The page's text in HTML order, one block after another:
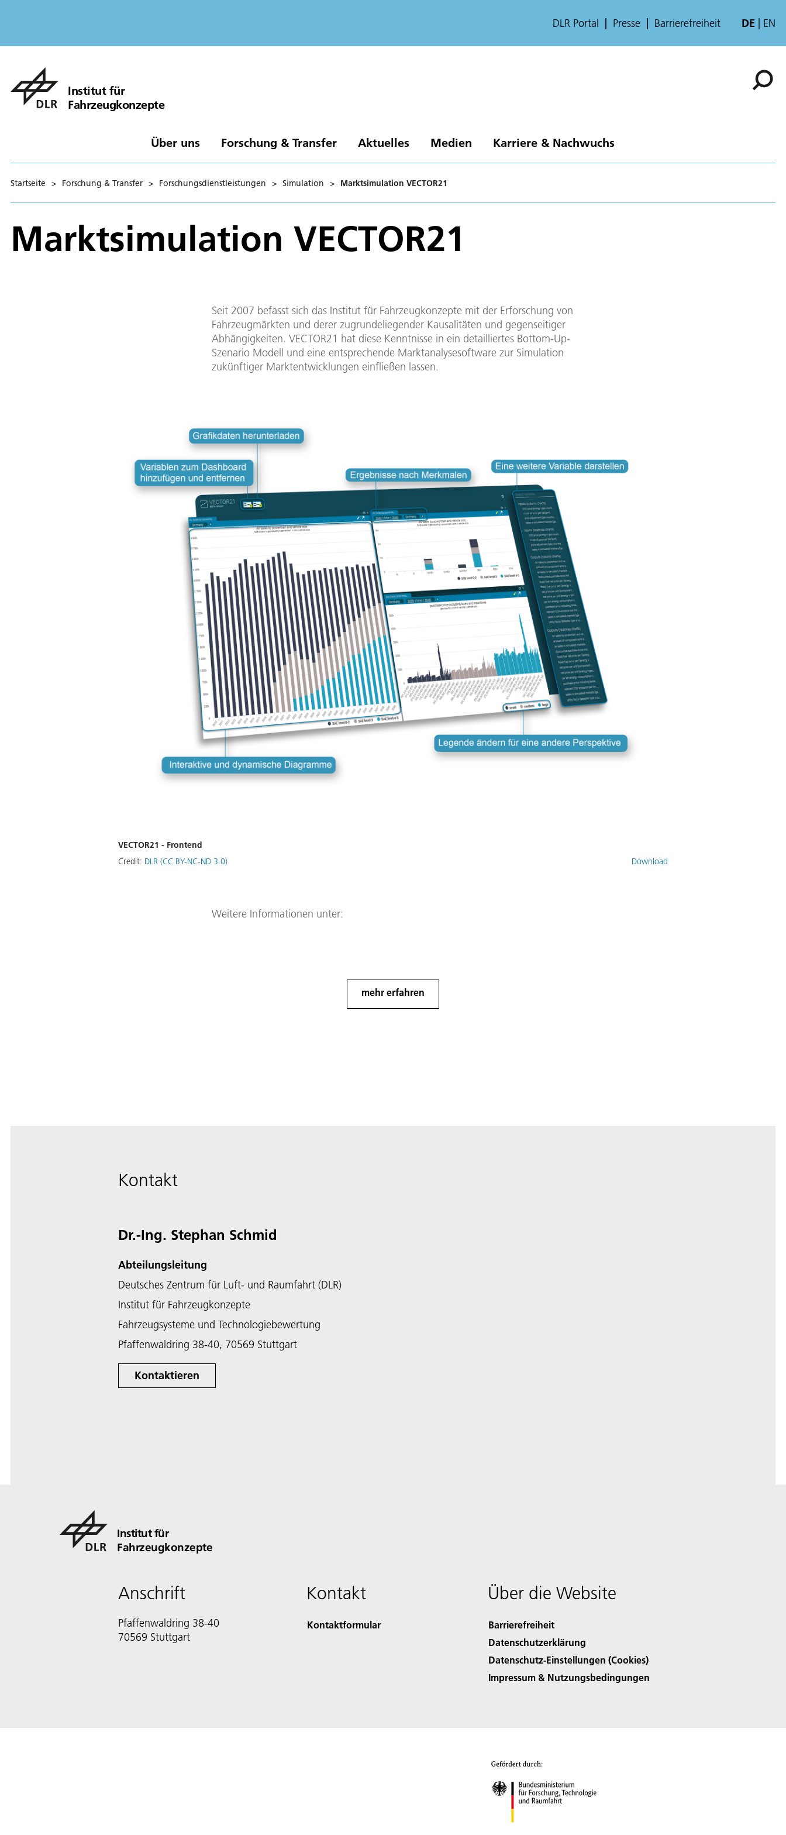
DLR Portal Presse Barrierefreiheit DE EN
Institut für
Fahrzeugkonzepte
Über uns Forschung & Transfer Aktuelles Medien Karriere & Nachwuchs
Startseite > Forschung & Transfer > Forschungsdienstleistungen > Simulation > Marktsimulation VECTOR21
Marktsimulation VECTOR21
Seit 2007 befasst sich das Institut für Fahrzeugkonzepte mit der Erforschung von
Fahrzeugmärkten und derer zugrundeliegender Kausalitäten und gegenseitiger
Abhängigkeiten. VECTOR21 hat diese Kenntnisse in ein detailliertes Bottom-Up-
Szenario Modell und eine entsprechende Marktanalysesoftware zur Simulation
zukünftiger Marktentwicklungen einfließen lassen.
VECTOR21 - Frontend
Credit: DLR (CC BY-NC-ND 3.0) Download
Weitere Informationen unter:
mehr erfahren
Kontakt
Dr.-Ing. Stephan Schmid
Abteilungsleitung
Deutsches Zentrum für Luft- und Raumfahrt (DLR)
Institut für Fahrzeugkonzepte
Fahrzeugsysteme und Technologiebewertung
Pfaffenwaldring 38-40, 70569 Stuttgart
Kontaktieren
Institut für
Fahrzeugkonzepte
Anschrift
Pfaffenwaldring 38-40
70569 Stuttgart
Kontakt
Kontaktformular
Über die Website
Barrierefreiheit
Datenschutzerklärung
Datenschutz-Einstellungen (Cookies)
Impressum & Nutzungsbedingungen